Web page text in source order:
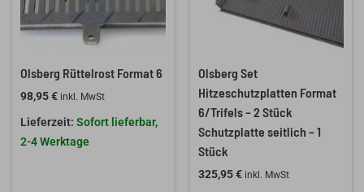
Olsberg Rüttelrost Format 6
98,95€ inkl. MwSt
Sofort lieferbar,
2-4 Werktage
Olsberg Set
Hitzeschutzplatten Format
6/Trifels – 2 Stück
Schutzplatte seitlich – 1
Stück
325,95€ inkl. MwSt